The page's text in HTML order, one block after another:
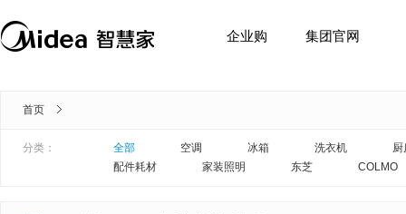
企业购 集团官网
首页
分类： 全部 空调 冰箱 洗衣机
厨
配件耗材
家装照明 东芝 COLMO